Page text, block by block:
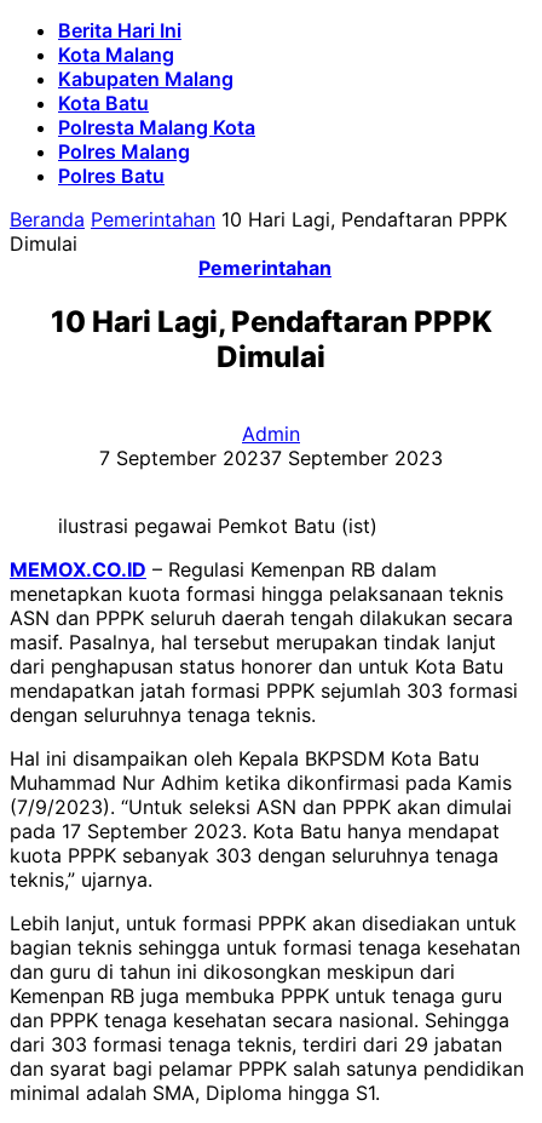
Berita Hari Ini
Kota Malang
Kabupaten Malang
Kota Batu
Polresta Malang Kota
Polres Malang
Polres Batu
Beranda Pemerintahan 10 Hari Lagi, Pendaftaran PPPK
Dimulai
Pemerintahan
10 Hari Lagi, Pendaftaran PPPK
Dimulai
Admin
7 September 20237 September 2023
ilustrasi pegawai Pemkot Batu (ist)
MEMOX.CO.ID – Regulasi Kemenpan RB dalam
menetapkan kuota formasi hingga pelaksanaan teknis
ASN dan PPPK seluruh daerah tengah dilakukan secara
masif. Pasalnya, hal tersebut merupakan tindak lanjut
dari penghapusan status honorer dan untuk Kota Batu
mendapatkan jatah formasi PPPK sejumlah 303 formasi
dengan seluruhnya tenaga teknis.
Hal ini disampaikan oleh Kepala BKPSDM Kota Batu
Muhammad Nur Adhim ketika dikonfirmasi pada Kamis
(7/9/2023). “Untuk seleksi ASN dan PPPK akan dimulai
pada 17 September 2023. Kota Batu hanya mendapat
kuota PPPK sebanyak 303 dengan seluruhnya tenaga
teknis,” ujarnya.
Lebih lanjut, untuk formasi PPPK akan disediakan untuk
bagian teknis sehingga untuk formasi tenaga kesehatan
dan guru di tahun ini dikosongkan meskipun dari
Kemenpan RB juga membuka PPPK untuk tenaga guru
dan PPPK tenaga kesehatan secara nasional. Sehingga
dari 303 formasi tenaga teknis, terdiri dari 29 jabatan
dan syarat bagi pelamar PPPK salah satunya pendidikan
minimal adalah SMA, Diploma hingga S1.